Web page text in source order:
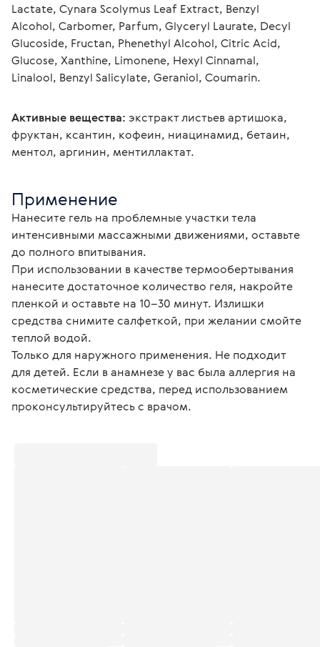
Lactate, Cynara Scolymus Leaf Extract, Benzyl
Alcohol, Carbomer, Parfum, Glyceryl Laurate, Decyl
Glucoside, Fructan, Phenethyl Alcohol, Citric Acid,
Glucose, Xanthine, Limonene, Hexyl Cinnamal,
Linalool, Benzyl Salicylate, Geraniol, Coumarin.
Активные вещества: экстракт листьев артишока,
фруктан, ксантин, кофеин, ниацинамид, бетаин,
ментол, аргинин, ментиллактат.
Применение
Нанесите гель на проблемные участки тела
интенсивными массажными движениями, оставьте
до полного впитывания.
При использовании в качестве термообертывания
нанесите достаточное количество геля, накройте
пленкой и оставьте на 10–30 минут. Излишки
средства снимите салфеткой, при желании смойте
теплой водой.
Только для наружного применения. Не подходит
для детей. Если в анамнезе у вас была аллергия на
косметические средства, перед использованием
проконсультируйтесь с врачом.